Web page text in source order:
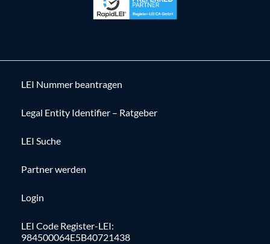
LEI Nummer beantragen
Legal Entity Identifier – Ratgeber
LEI Suche
Partner werden
Login
LEI Code Register-LEI:
984500064E5B40721438